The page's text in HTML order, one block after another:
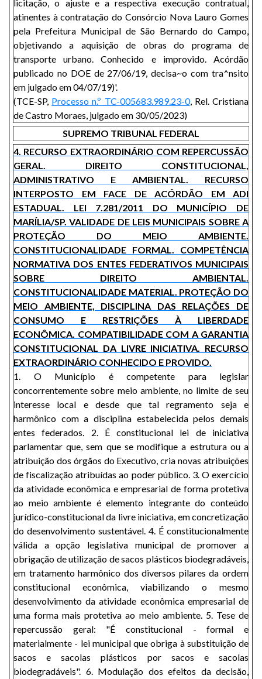
licitação, o ajuste e a respectiva execução contratual,
atinentes à contratação do Consórcio Nova Lauro Gomes
pela Prefeitura Municipal de São Bernardo do Campo,
objetivando a aquisição de obras do programa de
transporte urbano. Conhecido e improvido. Acórdão
publicado no DOE de 27/06/19, decisa~o com tra^nsito
em julgado em 04/07/19)'.
(TCE-SP, Processo n.º TC-005683.989.23-0, Rel. Cristiana
de Castro Moraes, julgado em 30/05/2023)
SUPREMO TRIBUNAL FEDERAL
4. RECURSO EXTRAORDINÁRIO COM REPERCUSSÃO
GERAL. DIREITO CONSTITUCIONAL,
ADMINISTRATIVO E AMBIENTAL. RECURSO
INTERPOSTO EM FACE DE ACÓRDÃO EM ADI
ESTADUAL. LEI 7.281/2011 DO MUNICÍPIO DE
MARÍLIA/SP. VALIDADE DE LEIS MUNICIPAIS SOBRE A
PROTEÇÃO DO MEIO AMBIENTE.
CONSTITUCIONALIDADE FORMAL. COMPETÊNCIA
NORMATIVA DOS ENTES FEDERATIVOS MUNICIPAIS
SOBRE DIREITO AMBIENTAL.
CONSTITUCIONALIDADE MATERIAL. PROTEÇÃO DO
MEIO AMBIENTE, DISCIPLINA DAS RELAÇÕES DE
CONSUMO E RESTRIÇÕES À LIBERDADE
ECONÔMICA. COMPATIBILIDADE COM A GARANTIA
CONSTITUCIONAL DA LIVRE INICIATIVA. RECURSO
EXTRAORDINÁRIO CONHECIDO E PROVIDO.
1. O Município é competente para legislar
concorrentemente sobre meio ambiente, no limite de seu
interesse local e desde que tal regramento seja e
harmônico com a disciplina estabelecida pelos demais
entes federados. 2. É constitucional lei de iniciativa
parlamentar que, sem que se modifique a estrutura ou a
atribuição dos órgãos do Executivo, cria novas atribuições
de fiscalização atribuídas ao poder público. 3. O exercício
da atividade econômica e empresarial de forma protetiva
ao meio ambiente é elemento integrante do conteúdo
jurídico-constitucional da livre iniciativa, em concretização
do desenvolvimento sustentável. 4. É constitucionalmente
válida a opção legislativa municipal de promover a
obrigação de utilização de sacos plásticos biodegradáveis,
em tratamento harmônico dos diversos pilares da ordem
constitucional econômica, viabilizando o mesmo
desenvolvimento da atividade econômica empresarial de
uma forma mais protetiva ao meio ambiente. 5. Tese de
repercussão geral: "É constitucional - formal e
materialmente - lei municipal que obriga à substituição de
sacos e sacolas plásticos por sacos e sacolas
biodegradáveis". 6. Modulação dos efeitos da decisão,